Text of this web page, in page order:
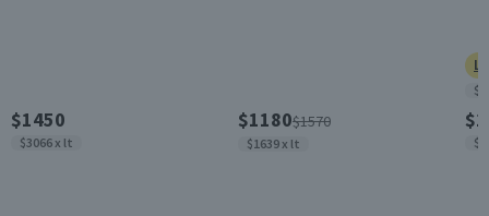
$1450
$3066 x lt
$1180$1570
$1639 x lt